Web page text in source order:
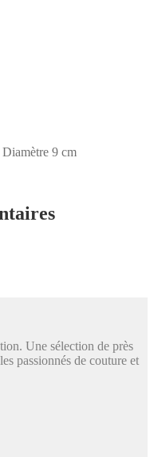
Diamètre 9 cm
Une sélection de près
passionnés de couture et